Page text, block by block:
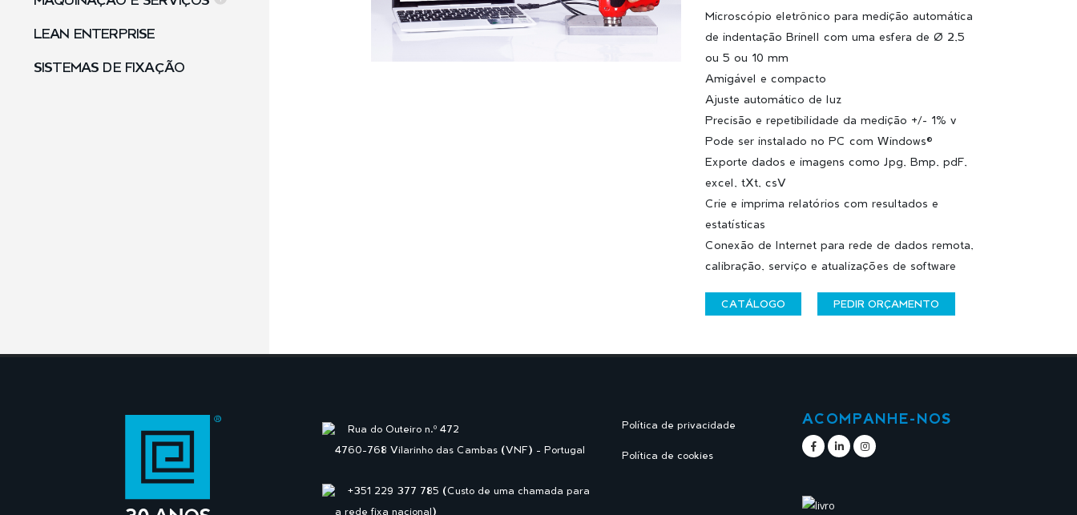
LEAN ENTERPRISE
SISTEMAS DE FIXAÇÃO
Microscópio eletrônico para medição automática
de indentação Brinell com uma esfera de Ø 2,5
ou 5 ou 10 mm
Amigável e compacto
Ajuste automático de luz
Precisão e repetibilidade da medição +/- 1% v
Pode ser instalado no PC com Windows®
Exporte dados e imagens como Jpg, Bmp, pdF,
excel, tXt, csV
Crie e imprima relatórios com resultados e
estatísticas
Conexão de Internet para rede de dados remota,
calibração, serviço e atualizações de software
CATÁLOGO PEDIR ORÇAMENTO
Rua do Outeiro n.º 472
4760-768 Vilarinho das Cambas (VNF) - Portugal
+351 229 377 785 (Custo de uma chamada para
a rede fixa nacional)
Política de privacidade
Política de cookies
ACOMPANHE-NOS